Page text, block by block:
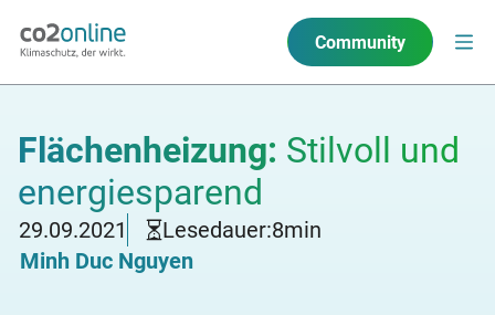
Community
Flächenheizung: Stilvoll und
energiesparend
29.09.2021 Lesedauer:8min
Minh Duc Nguyen